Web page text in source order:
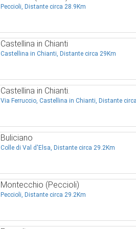
Peccioli, Distante circa 28.9Km
Castellina in Chianti
Castellina in Chianti, Distante circa 29Km
Castellina in Chianti.
Via Ferruccio, Castellina in Chianti, Distante
Buliciano
Colle di Val d'Elsa, Distante circa 29.2Km
Montecchio (Peccioli)
Peccioli, Distante circa 29.2Km